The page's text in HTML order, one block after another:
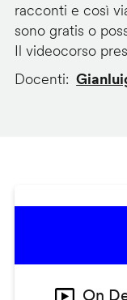
racconti e così
sono gratis o
Il videocorso
Docenti
On